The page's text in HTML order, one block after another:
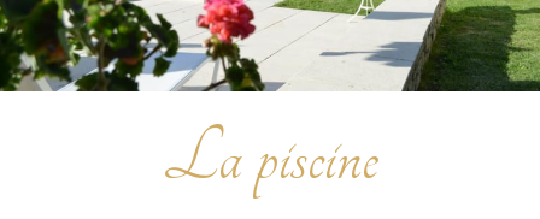
La piscine